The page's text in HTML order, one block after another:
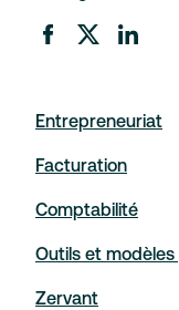
Entrepreneuriat
Facturation
Comptabilité
Outils et
Zervant